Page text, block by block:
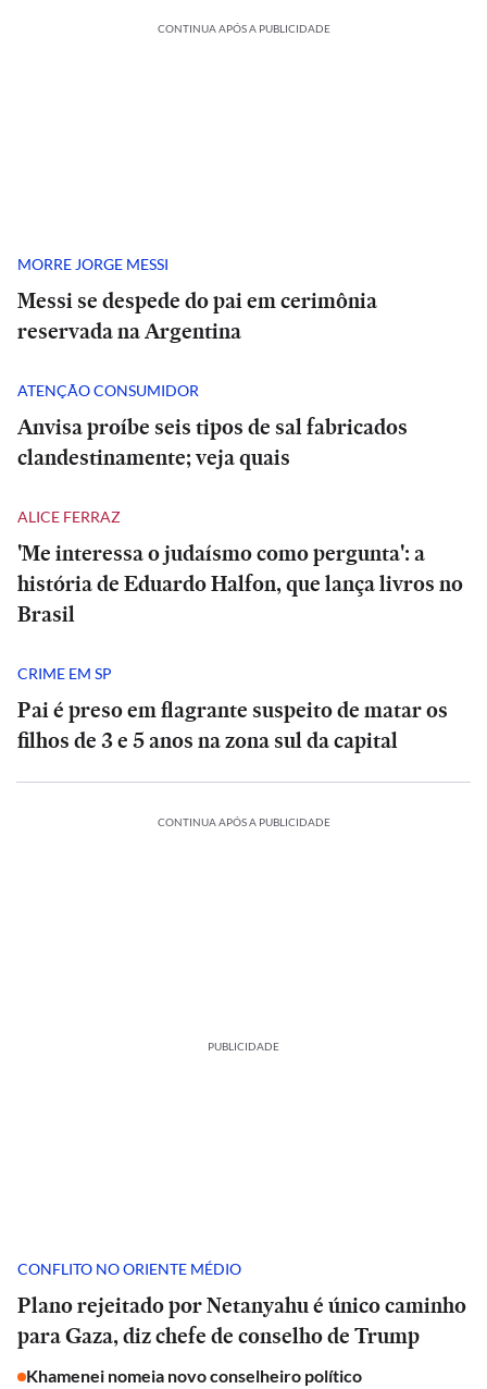
CONTINUA APÓS A PUBLICIDADE
MORRE JORGE MESSI
Messi se despede do pai em cerimônia
reservada na Argentina
ATENÇÃO CONSUMIDOR
Anvisa proíbe seis tipos de sal fabricados
clandestinamente; veja quais
ALICE FERRAZ
'Me interessa o judaísmo como pergunta': a
história de Eduardo Halfon, que lança livros no
Brasil
CRIME EM SP
Pai é preso em flagrante suspeito de matar os
filhos de 3 e 5 anos na zona sul da capital
CONTINUA APÓS A PUBLICIDADE
PUBLICIDADE
CONFLITO NO ORIENTE MÉDIO
Plano rejeitado por Netanyahu é único caminho
para Gaza, diz chefe de conselho de Trump
Khamenei nomeia novo conselheiro político